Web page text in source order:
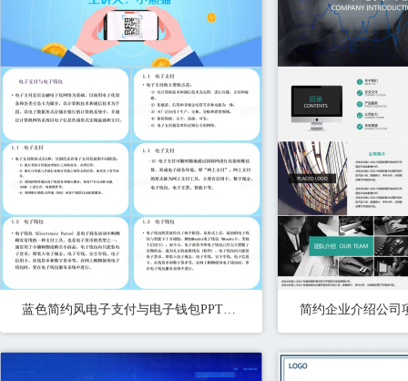
蓝色简约风电子支付与电子钱包PPT模板